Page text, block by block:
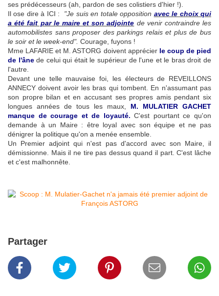
ses prédécesseurs (ah, pardon de ses colistiers d'hier !).
Il ose dire à ICI : "Je suis en totale opposition avec le choix qui
a été fait par le maire et son adjointe de venir contraindre les
automobilistes sans proposer des parkings relais et plus de bus
le soir et le week-end". Courage, fuyons !
Mme LAFARIE et M. ASTORG doivent apprécier le coup de pied
de l'ânede celui qui était le supérieur de l'une et le bras droit de
l'autre.
Devant une telle mauvaise foi, les électeurs de REVEILLONS
ANNECY doivent avoir les bras qui tombent. En n'assumant pas
son propre bilan et en accusant ses propres amis pendant six
longues années de tous les maux,
M. MULATIER GACHET
manque de courage et de loyauté. C'est pourtant ce qu'on
demande à un Maire : être loyal avec son équipe et ne pas
dénigrer la politique qu'on a menée ensemble.
Un Premier adjoint qui n'est pas d'accord avec son Maire, il
démissionne. Mais il ne tire pas dessus quand il part. C'est lâche
et c'est malhonnête.
Partager